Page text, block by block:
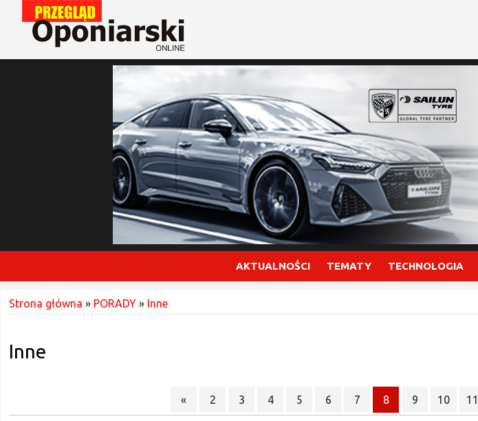
AKTUALNOŚCI TEMATY TECHNOLOGIA
Strona główna » PORADY » Inne
Inne
« 2 3 4 5 6 7 8 9 10 11